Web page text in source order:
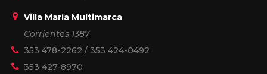
Villa María Multimarca
Corrientes 1387
353 478-2262 / 353 424-0492
353 427-8970